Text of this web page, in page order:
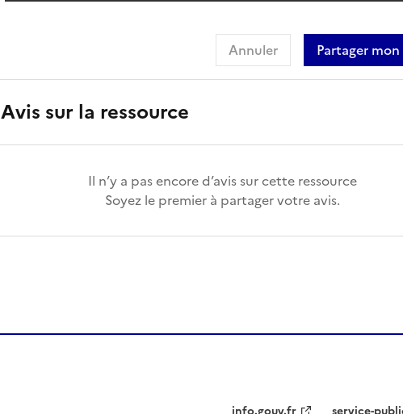
Partager mon
Annuler
Avis sur la ressource
Il n’y a pas encore d’avis sur cette ressource
Soyez le premier à partager votre avis.